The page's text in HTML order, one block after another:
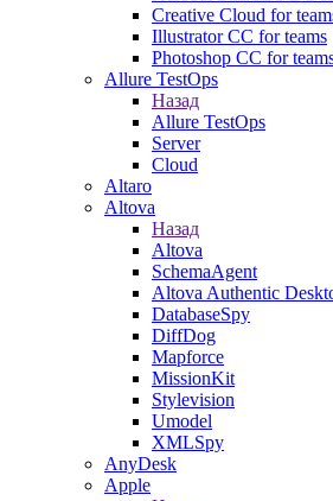
Creative Cloud for
Illustrator CC for teams
Photoshop CC for
Allure TestOps
Назад
Allure TestOps
Server
Cloud
Altaro
Altova
Назад
Altova
SchemaAgent
Altova Authentic
DatabaseSpy
DiffDog
Mapforce
MissionKit
Stylevision
Umodel
XMLSpy
AnyDesk
Apple